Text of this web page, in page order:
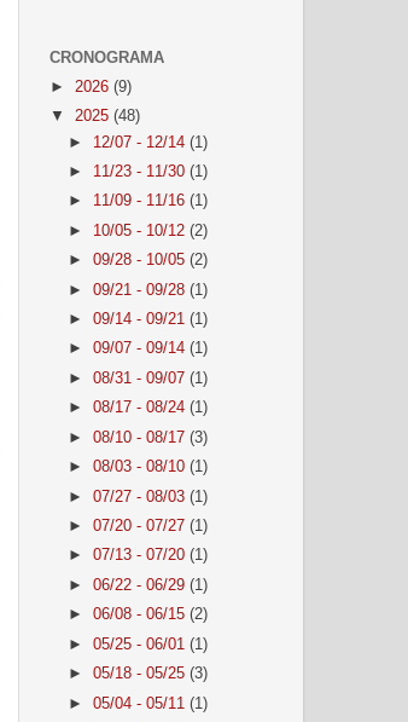
CRONOGRAMA
► 2026 (9)
▼ 2025 (48)
► 12/07 - 12/14(1)
► 11/23 - 11/30(1)
► 11/09 - 11/16(1)
► 10/05 - 10/12(2)
►09/28 - 10/05(2)
►09/21 - 09/28(1)
►09/14 - 09/21(1)
►09/07 - 09/14(1)
►08/31 - 09/07(1)
►08/17 - 08/24(1)
►08/10 - 08/17(3)
►08/03 - 08/10(1)
►07/27 - 08/03(1)
►07/20 - 07/27(1)
►07/13 - 07/20(1)
►06/22 - 06/29(1)
►06/08 - 06/15(2)
►05/25 - 06/01(1)
►05/18 - 05/25(3)
►05/04 - 05/11(1)